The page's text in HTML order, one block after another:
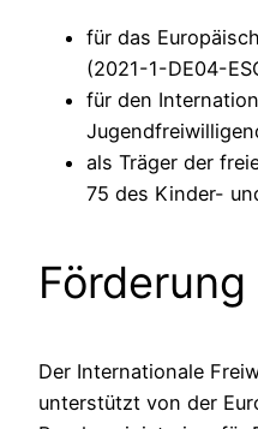
für das
(2021-1-DE04-
für den
als Träger der
75 des Kinder-
Förderung
Der Internationale
unterstützt von der